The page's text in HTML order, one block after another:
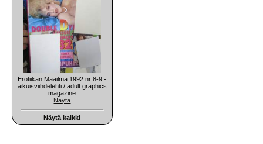
Erotiikan Maailma 1992 nr 8-9 -
aikuisviihdelehti / adult graphics
magazine
Näytä
Näytä kaikki